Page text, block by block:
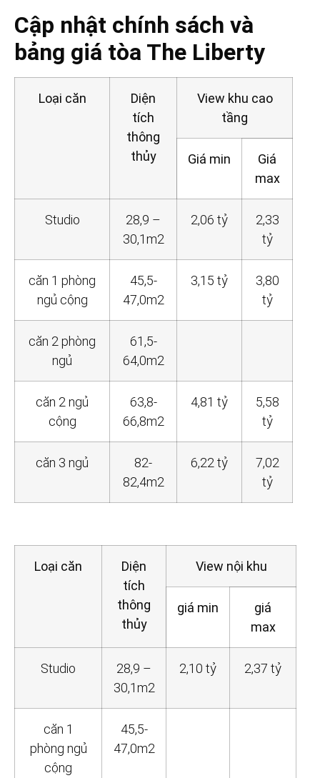
Cập nhật chính sách và
bảng giá tòa The Liberty
Loại căn
Diện
tích
thông
thủy
View khu cao
tầng
Giá min
Giá
max
Studio
28,9 –
30,1m2
2,06 tỷ
2,33
tỷ
căn 1 phòng
ngủ cộng
45,5-
47,0m2
3,15 tỷ
3,80
tỷ
căn 2 phòng
ngủ
61,5-
64,0m2
căn 2 ngủ
cộng
63,8-
66,8m2
4,81 tỷ
5,58
tỷ
căn 3 ngủ
82-
82,4m2
6,22 tỷ
7,02
tỷ
Loại căn
Diện
tích
thông
thủy
View nội khu
giá min
giá
max
Studio
28,9 –
30,1m2
2,10 tỷ 2,37 tỷ
căn 1
phòng ngủ
cộng
45,5-
47,0m2